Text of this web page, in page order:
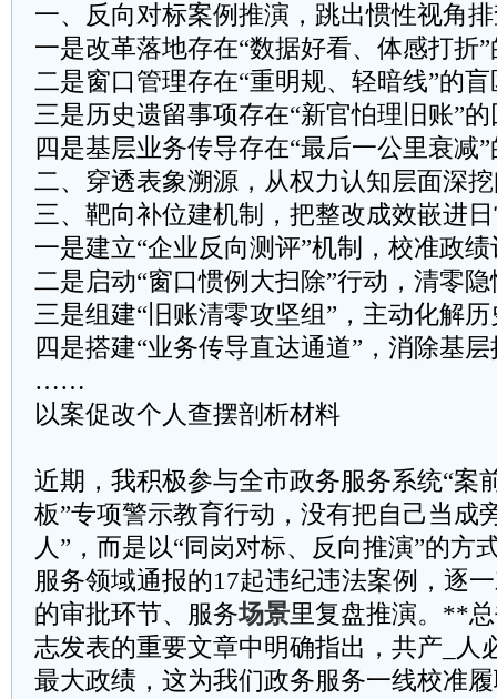
一、反向对标案例推演，跳出惯性视角
一是改革落地存在“数据好看、体感打折
二是窗口管理存在“重明规、轻暗线”的盲
三是历史遗留事项存在“新官怕理旧账”
四是基层业务传导存在“最后一公里衰减
二、穿透表象溯源，从权力认知层面深
三、靶向补位建机制，把整改成效嵌进
一是建立“企业反向测评”机制，校准政
二是启动“窗口惯例大扫除”行动，清零
三是组建“旧账清零攻坚组”，主动化解
四是搭建“业务传导直达通道”，消除基
……
以案促改个人查摆剖析材料
近期，我积极参与全市政务服务系统“案
板”专项警示教育行动，没有把自己当成
人”，而是以“同岗对标、反向推演”的方
服务领域通报的17起违纪违法案例，逐
的审批环节、服务场景里复盘推演。**
志发表的重要文章中明确指出，共产_人
最大政绩，这为我们政务服务一线校准